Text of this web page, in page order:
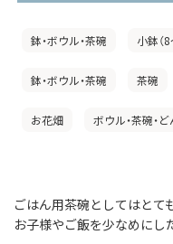
鉢・ボウル・茶碗 小鉢（
鉢・ボウル・茶碗 茶碗
お花畑 ボウル・茶碗・
ごはん用茶碗としてはとて
お子様やご飯を少なめにし